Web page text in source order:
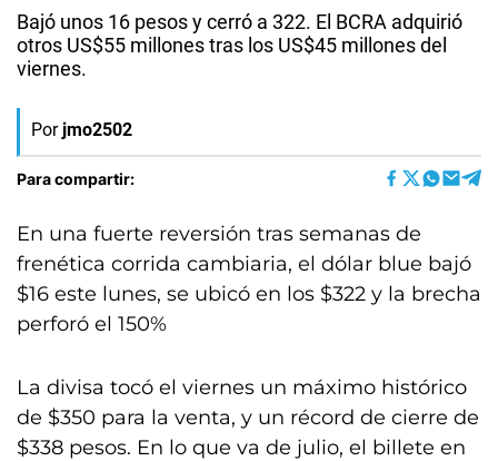
Bajó unos 16 pesos y cerró a 322. El BCRA adquirió
otros US$55 millones tras los US$45 millones del
viernes.
Por jmo2502
Para compartir:
En una fuerte reversión tras semanas de
frenética corrida cambiaria, el dólar blue bajó
$16 este lunes, se ubicó en los $322 y la brecha
perforó el 150%
La divisa tocó el viernes un máximo histórico
de $350 para la venta, y un récord de cierre de
$338 pesos. En lo que va de julio, el billete en